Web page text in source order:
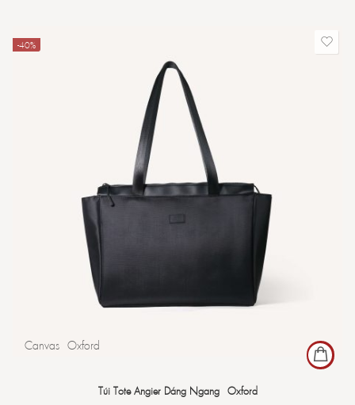
-40%
Canvas Oxford
Túi Tote Angier Dáng Ngang - Oxford